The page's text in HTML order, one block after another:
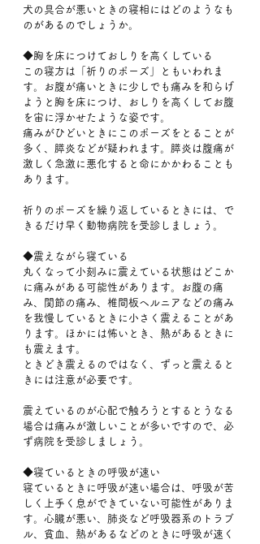
犬の具合が悪いときの寝相にはどのようなも
のがあるのでしょうか。
◆胸を床につけておしりを高くしている
この寝方は「祈りのポーズ」ともいわれま
す。お腹が痛いときに少しでも痛みを和らげ
ようと胸を床につけ、おしりを高くしてお腹
を宙に浮かせたような姿です。
痛みがひどいときにこのポーズをとることが
多く、膵炎などが疑われます。膵炎は腹痛が
激しく急激に悪化すると命にかかわることも
あります。
祈りのポーズを繰り返しているときには、で
きるだけ早く動物病院を受診しましょう。
◆震えながら寝ている
丸くなって小刻みに震えている状態はどこか
に痛みがある可能性があります。お腹の痛
み、関節の痛み、椎間板ヘルニアなどの痛み
を我慢しているときに小さく震えることがあ
ります。ほかには怖いとき、熱があるときに
も震えます。
ときどき震えるのではなく、ずっと震えると
きには注意が必要です。
震えているのが心配で触ろうとするとうなる
場合は痛みが激しいことが多いですので、必
ず病院を受診しましょう。
◆寝ているときの呼吸が速い
寝ているときに呼吸が速い場合は、呼吸が苦
しく上手く息ができていない可能性がありま
す。心臓が悪い、肺炎など呼吸器系のトラブ
ル、貧血、熱があるなどのときに呼吸が速く